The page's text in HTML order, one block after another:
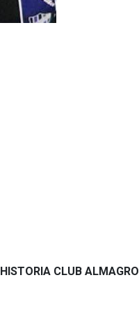
HISTORIA CLUB ALMAGRO